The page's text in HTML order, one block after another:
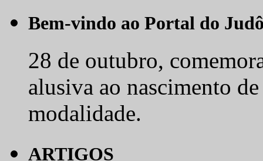
Bem-vindo ao Portal do
28 de outubro,
alusiva ao nascimento
modalidade.
ARTIGOS